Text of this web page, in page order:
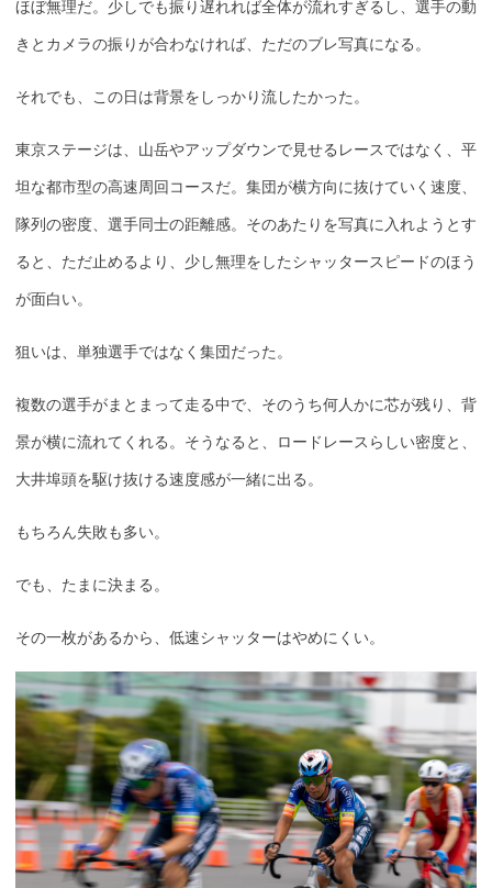
ほぼ無理だ。少しでも振り遅れれば全体が流れすぎるし、選手の動
きとカメラの振りが合わなければ、ただのブレ写真になる。
それでも、この日は背景をしっかり流したかった。
東京ステージは、山岳やアップダウンで見せるレースではなく、平
坦な都市型の高速周回コースだ。集団が横方向に抜けていく速度、
隊列の密度、選手同士の距離感。そのあたりを写真に入れようとす
ると、ただ止めるより、少し無理をしたシャッタースピードのほう
が面白い。
狙いは、単独選手ではなく集団だった。
複数の選手がまとまって走る中で、そのうち何人かに芯が残り、背
景が横に流れてくれる。そうなると、ロードレースらしい密度と、
大井埠頭を駆け抜ける速度感が一緒に出る。
もちろん失敗も多い。
でも、たまに決まる。
その一枚があるから、低速シャッターはやめにくい。